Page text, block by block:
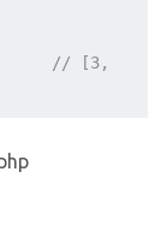
// [3,